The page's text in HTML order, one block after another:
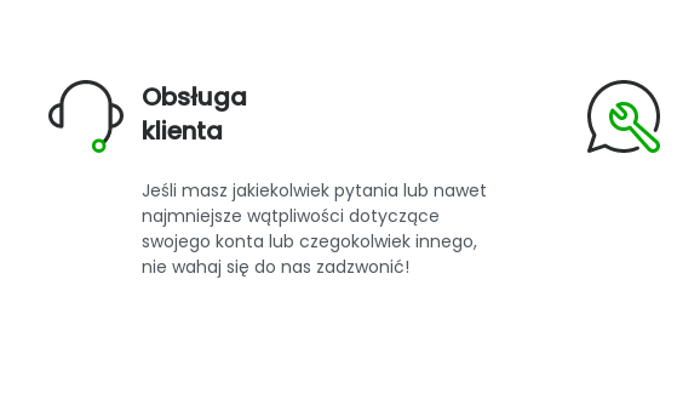
Obsługa
klienta
Jeśli masz jakiekolwiek pytania lub nawet
najmniejsze wątpliwości dotyczące
swojego konta lub czegokolwiek innego,
nie wahaj się do nas zadzwonić!